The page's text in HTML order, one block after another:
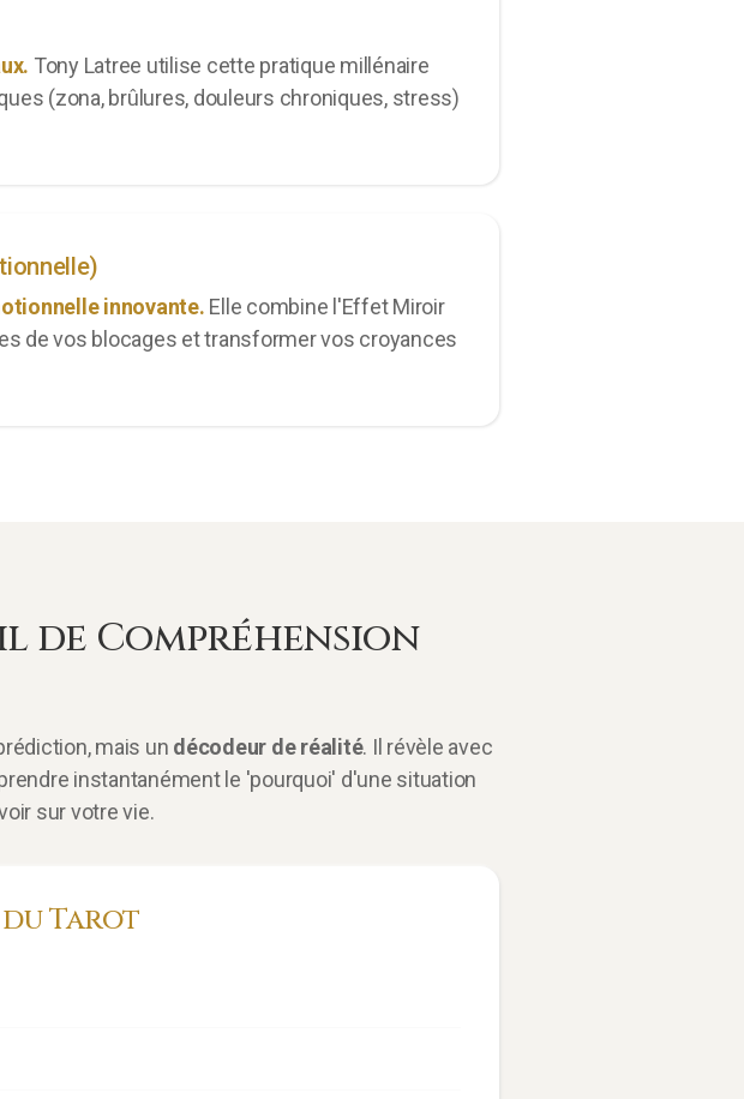
Tony Latree utilise cette pratique millénaire
(zona, brûlures, douleurs chroniques, stress)
innovante. Elle combine l'Effet Miroir
de vos blocages et transformer vos croyances
de Compréhension
mais un décodeur de réalité. Il révèle avec
instantanément le 'pourquoi' d'une situation
sur votre vie.
Tarot